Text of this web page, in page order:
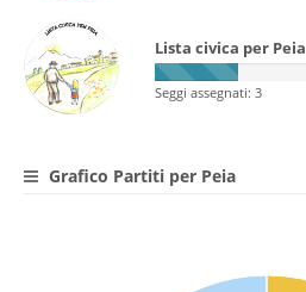
Lista civica per Peia
Seggi assegnati: 3
Grafico Partiti per Peia